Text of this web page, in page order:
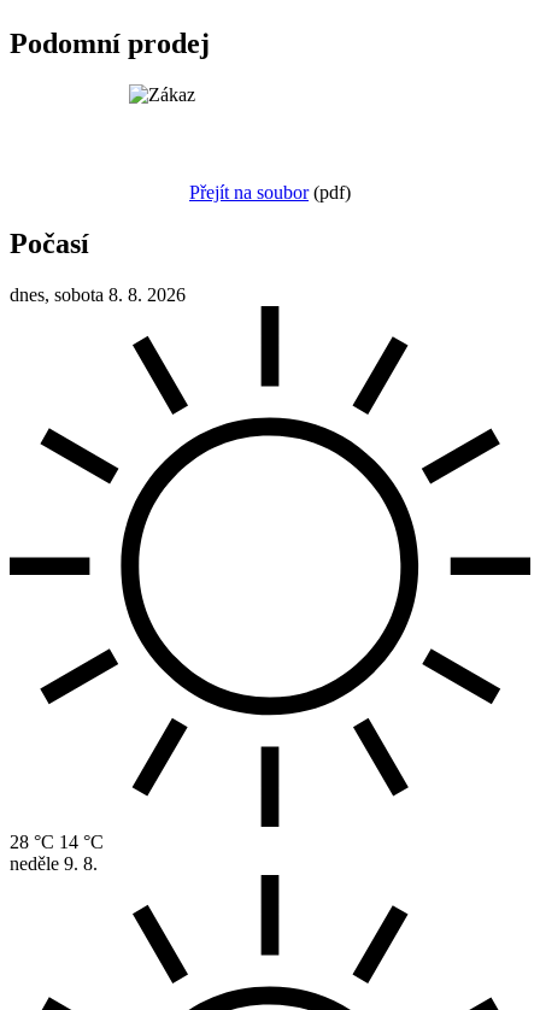
Podomní prodej
Přejít na soubor(pdf)
Počasí
dnes, sobota 8. 8. 2026
28 °C 14 °C
neděle 9. 8.